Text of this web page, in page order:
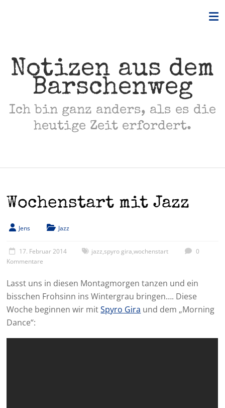
Notizen aus dem
Barschenweg
Ich bin ganz anders, als es die
heutige Zeit erfordert.
Wochenstart mit Jazz
Jens Jazz
17. Februar 2014 jazz,spyro gira,wochenstart
0
Kommentare
Lasst uns in diesen Montagmorgen tanzen und ein
bisschen Frohsinn ins Wintergrau bringen…. Diese
Woche beginnen wir mitSpyro Gira und dem „Morning
Dance“: